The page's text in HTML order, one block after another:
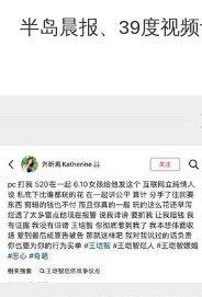
半岛晨报、39度视